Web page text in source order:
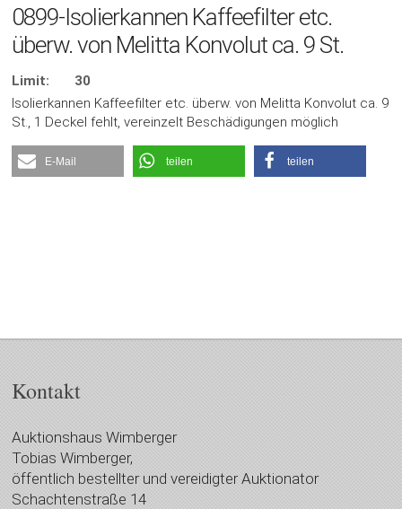
0899-Isolierkannen Kaffeefilter etc.
überw. von Melitta Konvolut ca. 9 St.
Limit:
30
Isolierkannen Kaffeefilter etc. überw. von Melitta Konvolut ca. 9
St., 1 Deckel fehlt, vereinzelt Beschädigungen möglich
E-Mail teilen teilen
Kontakt
Auktionshaus Wimberger
Tobias Wimberger,
öffentlich bestellter und vereidigter Auktionator
Schachtenstraße 14